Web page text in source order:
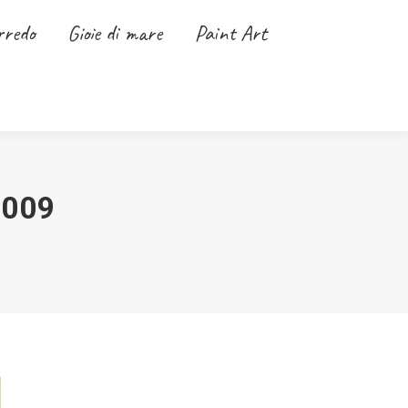
Gioie di mare Paint Art
Gioie di mare Paint Art Vetro e stoffe